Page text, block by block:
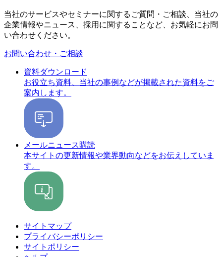
当社のサービスやセミナーに関するご質問・ご相談、当社の
企業情報やニュース、採用に関することなど、お気軽にお問
い合わせください。
お問い合わせ・ご相談
資料ダウンロード
お役立ち資料、当社の事例などが掲載された資料をご
案内します。
メールニュース購読
本サイトの更新情報や業界動向などをお伝えしていま
す。
サイトマップ
プライバシーポリシー
サイトポリシー